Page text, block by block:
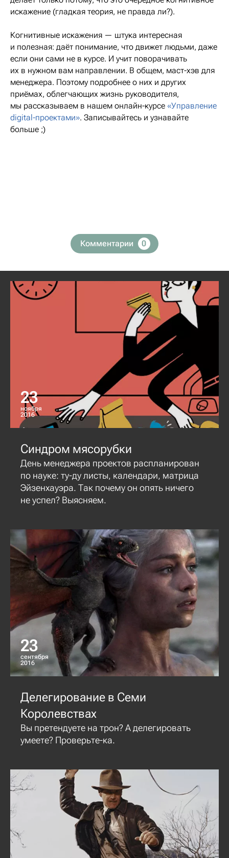
искажение (гладкая теория, не правда ли?).
Когнитивные искажения — штука интересная
и полезная: даёт понимание, что движет людьми, даже
если они сами не в курсе. И учит поворачивать
их в нужном вам направлении. В общем, маст-хэв для
менеджера. Поэтому подробнее о них и других
приёмах, облегчающих жизнь руководителя,
мы рассказываем в нашем онлайн-курсе «Управление
digital-проектами». Записывайтесь и узнавайте
больше ;)
Комментарии 0
23
ноября
2016
Синдром мясорубки
День менеджера проектов распланирован
по науке: ту-ду листы, календари, матрица
Эйзенхауэра. Так почему он опять ничего
не успел? Выясняем.
23
сентября
2016
Делегирование в Семи
Королевствах
Вы претендуете на трон? А делегировать
умеете? Проверьте-ка.